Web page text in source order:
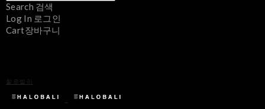
Search 검색
Log In 로그인
Cart장바구니
할로발리